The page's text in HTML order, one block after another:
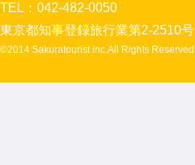
TEL：042-482-0050
東京都知事登録旅行業第2-2510号
©2014 Sakuratourist inc.All Rights Reserved